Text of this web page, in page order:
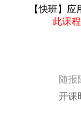
【快班】
此课
随报
开课